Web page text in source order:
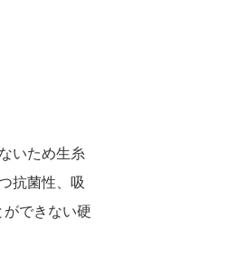
いため生糸
抗菌性、吸
できない硬